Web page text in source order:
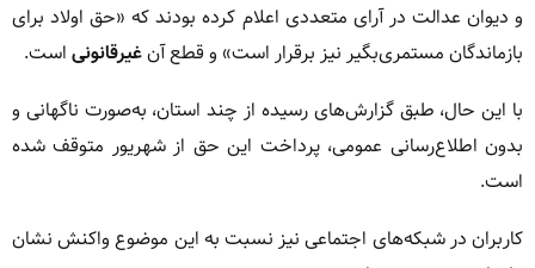
و دیوان عدالت در آرای متعددی اعلام کرده بودند که «حق اولاد برای
بازماندگان مستمری‌بگیر نیز برقرار است» و قطع آنغیرقانونی است.
با این حال، طبق گزارش‌های رسیده از چند استان، به‌صورت ناگهانی و
بدون اطلاع‌رسانی عمومی، پرداخت این حق از شهریور متوقف شده
است.
کاربران در شبکه‌های اجتماعی نیز نسبت به این موضوع واکنش نشان